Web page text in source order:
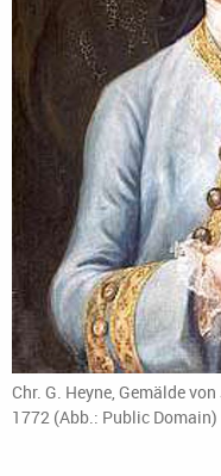
Chr. G. Heyne, Gemälde
1772 (Abb.: Public Domain)